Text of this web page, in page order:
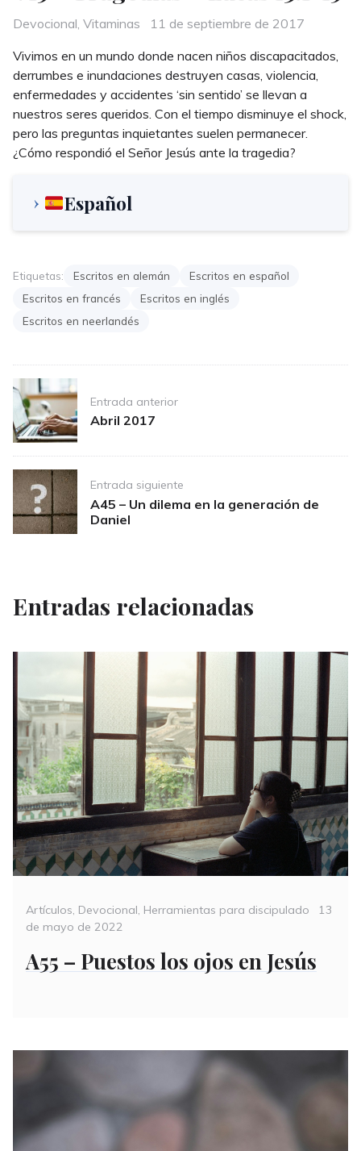
Categories
Devocional, Vitaminas
Posted
11 de septiembre de 2017
Vivimos en un mundo donde nacen niños discapacitados,
derrumbes e inundaciones destruyen casas, violencia,
enfermedades y accidentes ‘sin sentido’ se llevan a
nuestros seres queridos. Con el tiempo disminuye el shock,
pero las preguntas inquietantes suelen permanecer.
¿Cómo respondió el Señor Jesús ante la tragedia?
Español
Etiquetas: Escritos en alemán
Escritos en español
Escritos en francés
Escritos en inglés
Escritos en neerlandés
Post
navigationEntrada anterior
Abril 2017
Entrada siguiente
A45 – Un dilema en la generación de
Daniel
Entradas relacionadas
Categories
Artículos, Devocional, Herramientas para discipulado
Posted
13
de mayo de 2022
A55 – Puestos los ojos en Jesús